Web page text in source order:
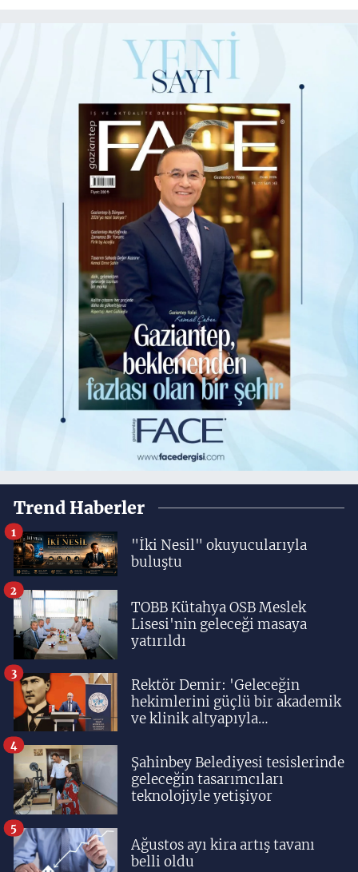
Trend Haberler
"İki Nesil" okuyucularıyla
buluştu
1
TOBB Kütahya OSB Meslek
Lisesi'nin geleceği masaya
yatırıldı
2
Rektör Demir: 'Geleceğin
hekimlerini güçlü bir akademik
ve klinik altyapıyla
3
Şahinbey Belediyesi tesislerinde
geleceğin tasarımcıları
teknolojiyle yetişiyor
4
Ağustos ayı kira artış tavanı
belli oldu
5